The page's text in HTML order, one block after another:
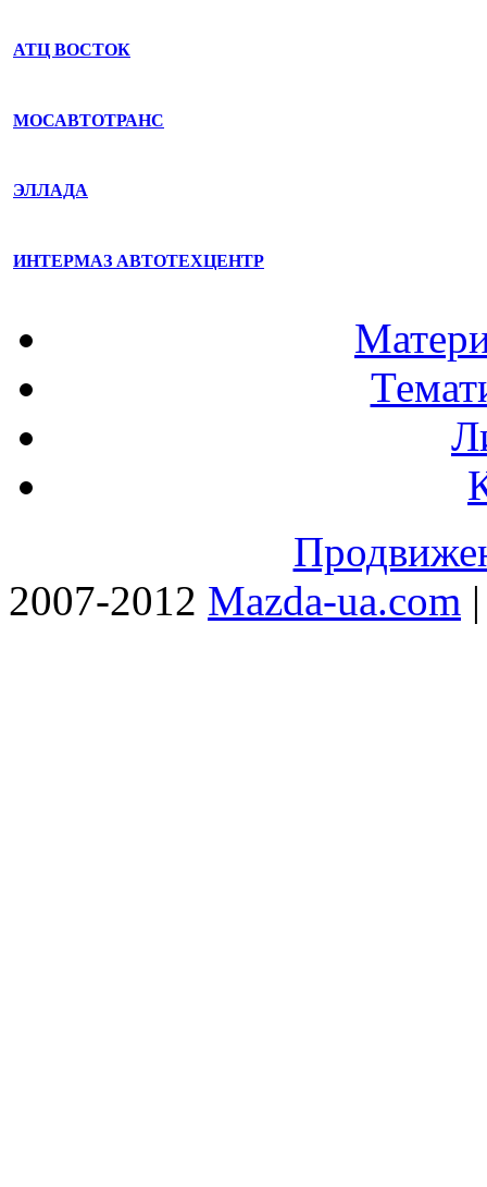
АТЦ ВОСТОК
МОСАВТОТРАНС
ЭЛЛАДА
ИНТЕРМАЗ АВТОТЕХЦЕНТР
2007-2012 Mazda-ua.com